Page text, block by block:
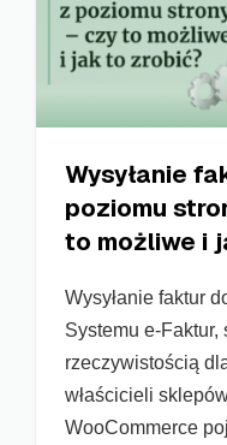
Wysyłanie
poziomu
to możliwe i
Wysyłanie faktur
Systemu e-
rzeczywistością
właścicieli
WooCommerce